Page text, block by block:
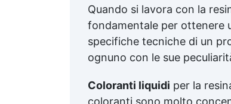
Quando si lavora con la
fondamentale per ottenere
specifiche tecniche di un
ognuno con le sue
Coloranti liquidi per la
coloranti sono molto